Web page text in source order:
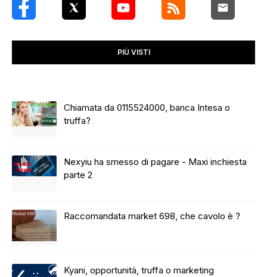
PIÙ VISTI
Chiamata da 0115524000, banca Intesa o
truffa?
Nexyiu ha smesso di pagare - Maxi inchiesta
parte 2
Raccomandata market 698, che cavolo è ?
Kyani, opportunità, truffa o marketing